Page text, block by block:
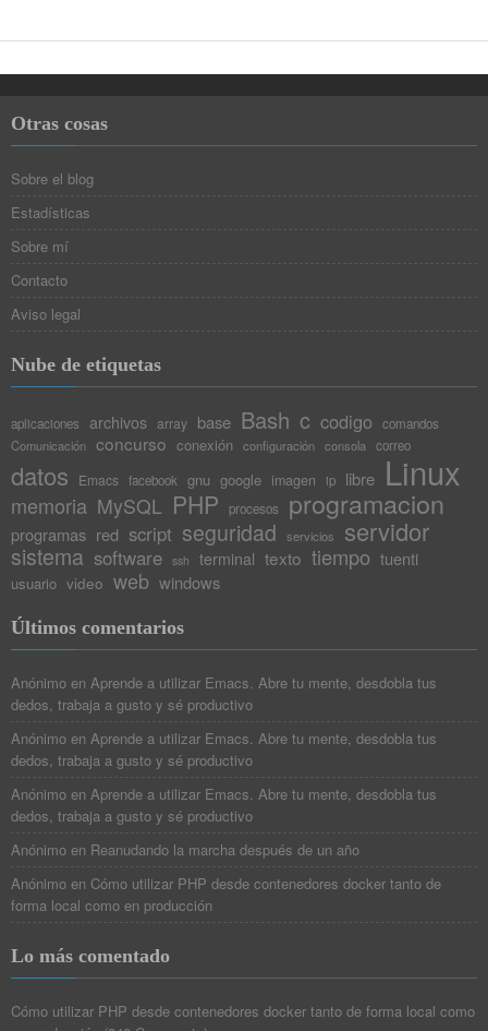
Otras cosas
Sobre el blog
Estadísticas
Sobre mí
Contacto
Aviso legal
Nube de etiquetas
aplicaciones archivos array base Bash c codigo
comandos
Comunicación concurso conexión configuración consola correo
datos Emacs facebook gnu google imagen ip libre Linux
memoria MySQL PHP procesos programacion
programas red script seguridad servicios servidor
sistema software ssh terminal texto tiempo tuenti
usuario video web windows
Últimos comentarios
Anónimo en Aprende a utilizar Emacs. Abre tu mente, desdobla tus
dedos, trabaja a gusto y sé productivo
Anónimo en Aprende a utilizar Emacs. Abre tu mente, desdobla tus
dedos, trabaja a gusto y sé productivo
Anónimo en Aprende a utilizar Emacs. Abre tu mente, desdobla tus
dedos, trabaja a gusto y sé productivo
Anónimo en Reanudando la marcha después de un año
Anónimo en Cómo utilizar PHP desde contenedores docker tanto de
forma local como en producción
Lo más comentado
Cómo utilizar PHP desde contenedores docker tanto de forma local como